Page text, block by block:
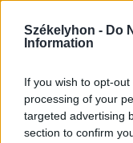
Székelyhon - Do
Information
If you wish to opt-
processing of your
targeted advertising
section to confirm